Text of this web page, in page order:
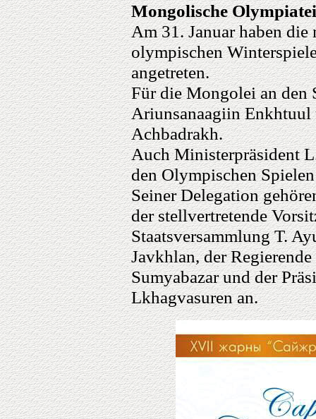
Mongolische
Am 31. Januar haben
olympischen
angetreten.
Für die Mongolei an den
Ariunsanaagiin
Achbadrakh.
Auch Ministerpräsident
den Olympischen
Seiner Delegation
der stellvertretende
Staatsversammlung T.
Javkhlan, der
Sumyabazar und der
Lkhagvasuren an.